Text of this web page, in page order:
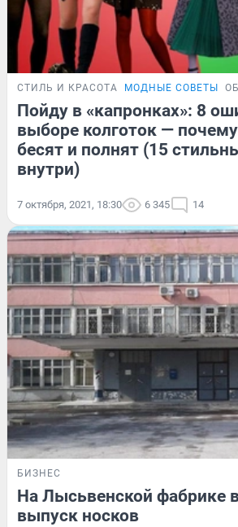
СТИЛЬ И КРАСОТА МОДНЫЕ СОВЕТЫ
Пойду в «капронках»: 8
выборе колготок —
бесят и полнят (15
внутри)
7 октября, 2021, 18:30 6 345 14
БИЗНЕС
На Лысьвенской фабрике
выпуск носков